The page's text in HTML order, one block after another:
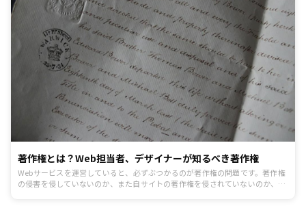
著作権とは？Web担当者、デザイナーが知るべき著作権
Webサービスを運営していると、必ずぶつかるのが著作権の問題です。著作権
の侵害を侵していないのか、また自サイトの著作権を侵されていないのか、な